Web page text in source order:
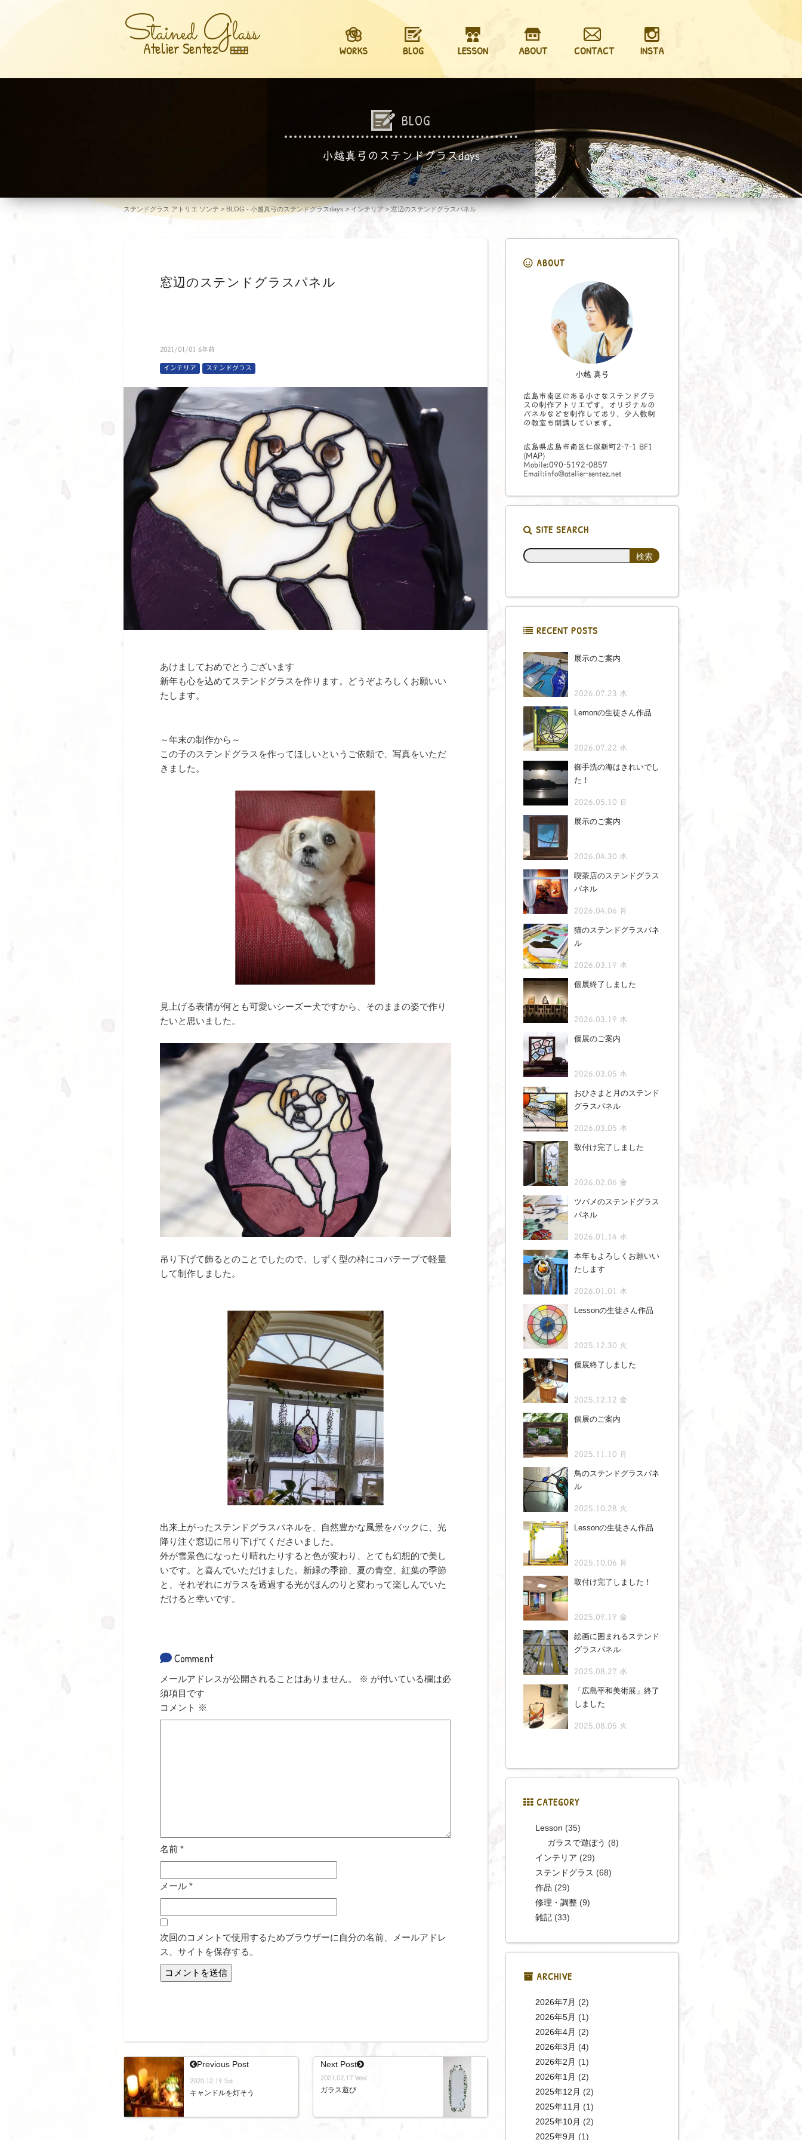
Stained Glass
Atelier Sentez WORKS BLOG LESSON ABOUT CONTACT INSTA
BLOG
小越真弓のステンドグラスdays
ステンドグラス アトリエ ソンテ > BLOG - 小越真弓のステンドグラスdays > インテリア> 窓辺のステンドグラスパネル
窓辺のステンドグラスパネル
2021/01/01 6年前
インテリア ステンドグラス
あけましておめでとうございます
新年も心を込めてステンドグラスを作ります。どうぞよろしくお願いい
たします。
～年末の制作から～
この子のステンドグラスを作ってほしいというご依頼で、写真をいただ
きました。
見上げる表情が何とも可愛いシーズー犬ですから、そのままの姿で作り
たいと思いました。
吊り下げて飾るとのことでしたので、しずく型の枠にコパテープで軽量
して制作しました。
出来上がったステンドグラスパネルを、自然豊かな風景をバックに、光
降り注ぐ窓辺に吊り下げてくださいました。
外が雪景色になったり晴れたりすると色が変わり、とても幻想的で美し
いです。と喜んでいただけました。新緑の季節、夏の青空、紅葉の季節
と、それぞれにガラスを透過する光がほんのりと変わって楽しんでいた
だけると幸いです。
Comment
メールアドレスが公開されることはありません。 ※ が付いている欄は必
須項目です
コメント ※
名前 *
メール *
次回のコメントで使用するためブラウザーに自分の名前、メールアドレ
ス、サイトを保存する。
Previous Post
2020.12.19 Sat
キャンドルを灯そう
Next Post
2021.02.17 Wed
ガラス遊び
ABOUT
小越 真弓
広島市南区にある小さなステンドグラ
スの制作アトリエです。オリジナルの
パネルなどを制作しており、少人数制
の教室も開講しています。
広島県広島市南区仁保新町2-7-1 BF1
(MAP)
Mobile:090-5192-0857
Email:info@atelier-sentez.net
SITE SEARCH
RECENT POSTS
展示のご案内
2026.07.23 木
Lemonの生徒さん作品
2026.07.22 水
御手洗の海はきれいでし
た！
2026.05.10 日
展示のご案内
2026.04.30 木
喫茶店のステンドグラス
パネル
2026.04.06 月
猫のステンドグラスパネ
ル
2026.03.19 木
個展終了しました
2026.03.19 木
個展のご案内
2026.03.05 木
おひさまと月のステンド
グラスパネル
2026.03.05 木
取付け完了しました
2026.02.06 金
ツバメのステンドグラス
パネル
2026.01.14 水
本年もよろしくお願いい
たします
2026.01.01 木
Lessonの生徒さん作品
2025.12.30 火
個展終了しました
2025.12.12 金
個展のご案内
2025.11.10 月
鳥のステンドグラスパネ
ル
2025.10.28 火
Lessonの生徒さん作品
2025.10.06 月
取付け完了しました！
2025.09.19 金
絵画に囲まれるステンド
グラスパネル
2025.08.27 水
「広島平和美術展」終了
しました
2025.08.05 火
CATEGORY
Lesson (35)
ガラスで遊ぼう (8)
インテリア (29)
ステンドグラス (68)
作品 (29)
修理・調整(9)
雑記(33)
ARCHIVE
2026年7月 (2)
2026年5月 (1)
2026年4月 (2)
2026年3月 (4)
2026年2月 (1)
2026年1月 (2)
2025年12月 (2)
2025年11月 (1)
2025年10月 (2)
2025年9月 (1)